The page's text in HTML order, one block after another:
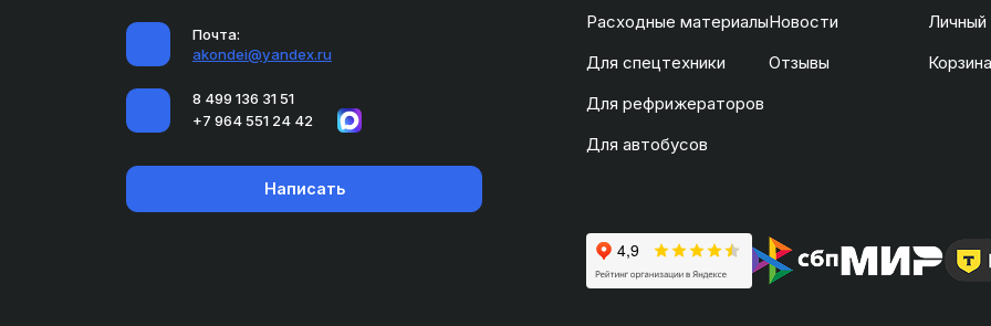
Почта:
akondei@yandex.ru
8 499 136 31 51
+7 964 551 24 42
Написать
Расходные материалы
Для спецтехники
Для рефрижераторов
Для автобусов
Новости
Отзывы
Личный
Корзина